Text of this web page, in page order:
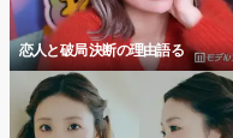
恋人と破局 決断の理由語る